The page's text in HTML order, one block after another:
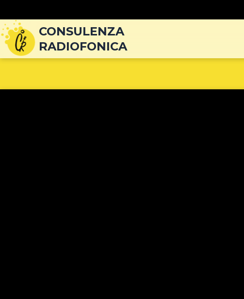
CONSULENZA
RADIOFONICA
articoli